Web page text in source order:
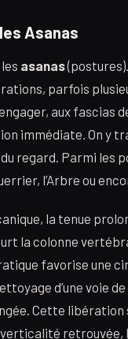
Asanas
asanas
parfois
aux fascias
immédiate. On y
regard. Parmi les
l’Arbre ou
la tenue
la colonne
favorise une
d’une voie
Cette
retrouvée,